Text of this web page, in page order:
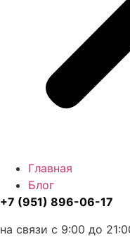
Главная
Блог
+7 (951) 896-06-17
на связи с 9:00 до